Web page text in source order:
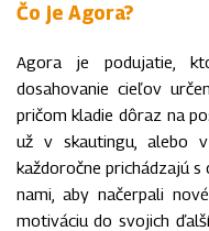
Čo je Agora?
Agora je podujatie,
dosahovanie cieľov
pričom kladie dôraz na
už v skautingu, alebo
každoročne prichádzajú s
nami, aby načerpali
motiváciu do svojich